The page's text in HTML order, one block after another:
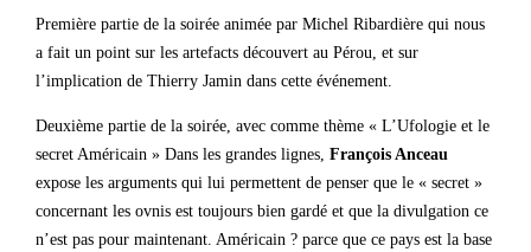
Première partie de la soirée animée par Michel Ribardière qui nous
a fait un point sur les artefacts découvert au Pérou, et sur
l’implication de Thierry Jamin dans cette événement.
Deuxième partie de la soirée, avec comme thème « L’Ufologie et le
secret Américain » Dans les grandes lignes, François Anceau
expose les arguments qui lui permettent de penser que le « secret »
concernant les ovnis est toujours bien gardé et que la divulgation ce
n’est pas pour maintenant. Américain ? parce que ce pays est la base